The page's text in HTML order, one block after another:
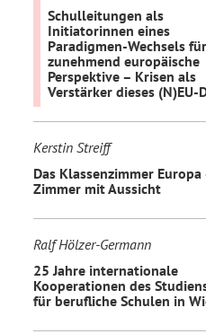
Schulleitungen als
Initiatorinnen eines
Paradigmen-Wechsels
zunehmend europäische
Perspektive – Krisen als
Verstärker dieses (N)EU-
Kerstin Streiff
Das Klassenzimmer Europa
Zimmer mit Aussicht
Ralf Hölzer-Germann
25 Jahre internationale
Kooperationen des
für berufliche Schulen in